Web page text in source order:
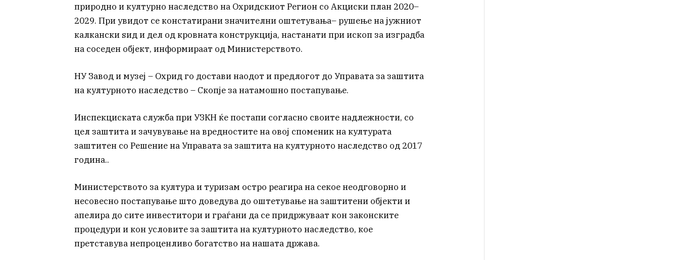
природно и културно наследство на Охридскиот Регион со Акциски план 2020–
2029. При увидот се констатирани значителни оштетувања– рушење на јужниот
калкански ѕид и дел од кровната конструкција, настанати при ископ за изградба
на соседен објект, информираат од Министерството.
НУ Завод и музеј – Охрид го достави наодот и предлогот до Управата за заштита
на културното наследство – Скопје за натамошно постапување.
Инспекциската служба при УЗКН ќе постапи согласно своите надлежности, со
цел заштита и зачувување на вредностите на овој споменик на културата
заштитен со Решение на Управата за заштита на културното наследство од 2017
година..
Министерството за култура и туризам остро реагира на секое неодговорно и
несовесно постапување што доведува до оштетување на заштитени објекти и
апелира до сите инвеститори и граѓани да се придржуваат кон законските
процедури и кон условите за заштита на културното наследство, кое
претставува непроценливо богатство на нашата држава.